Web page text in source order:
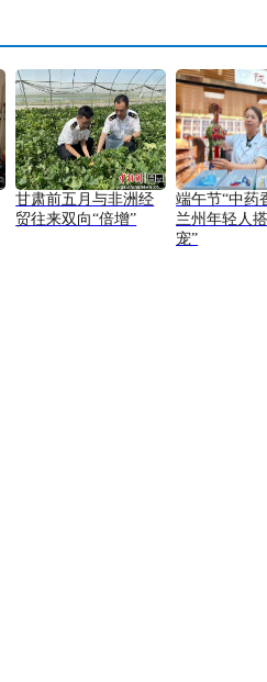
甘肃前五月与非洲经
贸往来双向“倍增”
端午节“中药
兰州年轻人
宠”